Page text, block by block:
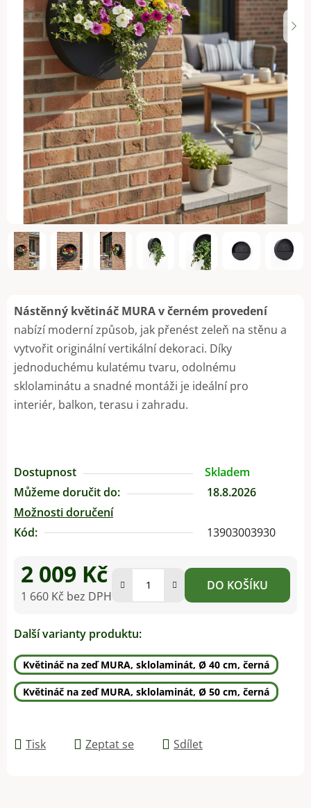
Nástěnný květináč MURA v černém provedení
nabízí moderní způsob, jak přenést zeleň na stěnu a
vytvořit originální vertikální dekoraci. Díky
jednoduchému kulatému tvaru, odolnému
sklolaminátu a snadné montáži je ideální pro
interiér, balkon, terasu i zahradu.
Dostupnost
Skladem
Můžeme doručit do:
18.8.2026
Možnosti doručení
Kód:
13903003930
2 009 Kč
1 660 Kč bez DPH
DO KOŠÍKU
Další varianty produktu:
Květináč na zeď MURA, sklolaminát, Ø 40 cm, černá
Květináč na zeď MURA, sklolaminát, Ø 50 cm, černá
Tisk Zeptat se Sdílet